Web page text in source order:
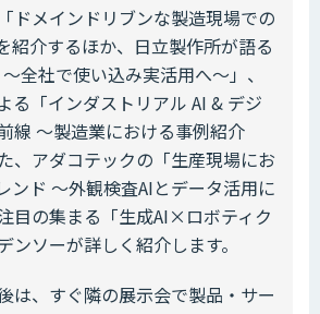
ドメインドリブンな製造現場での
紹介するほか、日立製作所が語る
～全社で使い込み実活用へ～」、
る「インダストリアル AI & デジ
線 ～製造業における事例紹介
、アダコテックの「生産現場にお
ンド ～外観検査AIとデータ活用に
目の集まる「生成AI×ロボティク
ンソーが詳しく紹介します。
は、すぐ隣の展示会で製品・サー